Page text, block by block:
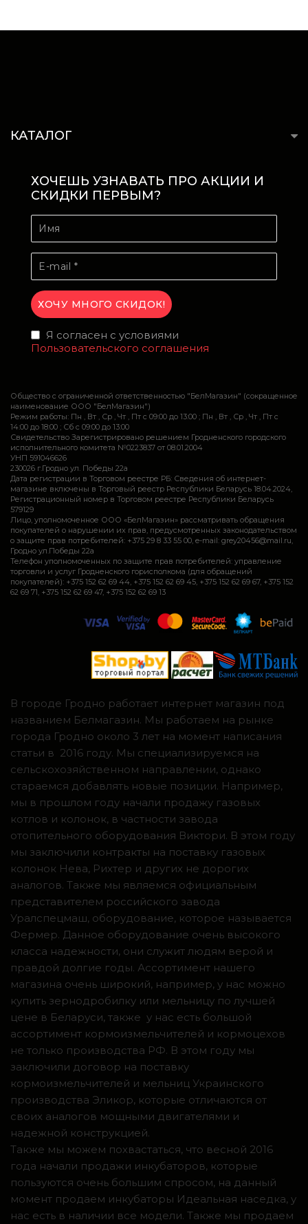
КАТАЛОГ
ХОЧЕШЬ УЗНАВАТЬ ПРО АКЦИИ И
СКИДКИ ПЕРВЫМ?
Я согласен с условиями
Пользовательского соглашения
Общество с ограниченной ответственностью "БелМагазин" (сокращенное
наименование ООО "БелМагазин")
Режим работы: Пн , Вт , Ср , Чт , Пт c 09:00 до 13:00 ; Пн , Вт , Ср , Чт , Пт c
14:00 до 18:00 ; Сб c 09:00 до 13:00
Свидетельство Зарегистрировано решением Гродненского городского
исполнительного комитета №0223837 от 08.01.2004
УНП 591046626
230026 г.Гродно ул. Победы 22а
Дата регистрации в Торговом реестре РБ: Сведения об интернет-
магазине включены в Торговый реестр Республики Беларусь 18.04.2024,
Регистрационный номер в Торговом реестре Республики Беларусь
579129
Лицо, уполномоченное ООО «БелМагазин» рассматривать обращения
покупателей о нарушении их прав, предусмотренных законодательством
о защите прав потребителей: +375 29 8 33 55 00, e-mail: grey20456@mail.ru,
Гродно ул.Победы 22а
Телефон уполномоченных по защите прав потребителей: управление
торговли и услуг Гродненского горисполкома (для обращений
покупателей): +375 152 62 69 44, +375 152 62 69 45, +375 152 62 69 67, +375 152
62 69 71, +375 152 62 69 47, +375 152 62 69 13
В городе Гродно работает интернет магазин под
названием Белмагазин. Мы работаем на рынке
города Гродно около 3 лет на момент написания
статьи в 2016 году. Мы специализируемся на
сельскохозяйственном направлении, однако
стараемся добавлять новые позиции. Например,
мы в прошлом году начали продажу газовых
котлов и колонок, в частности завода
отопительного оборудования Виктори. В этом году
мы заключили контракты на поставку газовых
колонок Нева, Рихтер и других не дорогих
аналогов. Также мы являемся официальным
представителем российского завода
Уралспецмаш, оборудование, которое называется
Фермер. Данное оборудование очень высокого
класса надежности, они служит людям верой и
правдой долгие годы. Ассортимент нашего
магазина очень широкий, например, у нас можно
купить зернодробилку или мельницу по лучшей
цене в Беларуси, также у нас есть большой
ассортимент кормоизмельчителей и кормоцехов
не только производства РФ. В этом году мы
заключили договор на поставку
кормоизмельчителей и мельниц Украинского
производства Эликор, которые отличаются от
своих аналогов мощными двигателями и
надежной конструкцией.
Также мы можем похвастаться, что весной 2016
года начали продажи инкубаторов, которые
пользуются очень большим спросом, на данный
момент продаем инкубаторы Идеальная наседка, у
нас есть в наличии все модели. Также мы продаем